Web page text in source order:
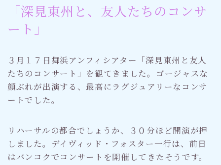
おすすめ記事
「深見東州と、友人たちのコンサ
ート」
３月１７日舞浜アンフィシアター「深見東州と友人
たちのコンサート」を観てきました。ゴージャスな
顔ぶれが出演する、最高にラグジュアリーなコンサ
ートでした。
リハーサルの都合でしょうか、３０分ほど開演が押
しました。デイヴィッド・フォスター一行は、前日
はバンコクでコンサートを開催してきたそうです。